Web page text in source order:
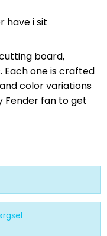
have i sit
board,
Each one is crafted
color variations
Fender fan to get